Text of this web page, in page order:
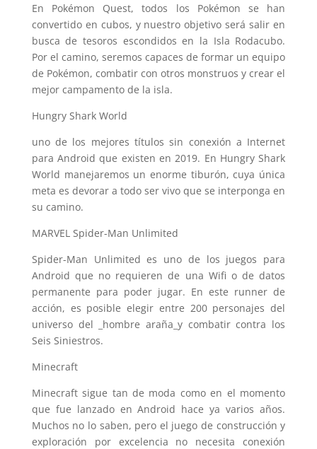
En Pokémon Quest, todos los Pokémon se han
convertido en cubos, y nuestro objetivo será salir en
busca de tesoros escondidos en la Isla Rodacubo.
Por el camino, seremos capaces de formar un equipo
de Pokémon, combatir con otros monstruos y crear el
mejor campamento de la isla.
Hungry Shark World
uno de los mejores títulos sin conexión a Internet
para Android que existen en 2019. En Hungry Shark
World manejaremos un enorme tiburón, cuya única
meta es devorar a todo ser vivo que se interponga en
su camino.
MARVEL Spider-Man Unlimited
Spider-Man Unlimited es uno de los juegos para
Android que no requieren de una Wifi o de datos
permanente para poder jugar. En este runner de
acción, es posible elegir entre 200 personajes del
universo del _hombre araña_y combatir contra los
Seis Siniestros.
Minecraft
Minecraft sigue tan de moda como en el momento
que fue lanzado en Android hace ya varios años.
Muchos no lo saben, pero el juego de construcción y
exploración por excelencia no necesita conexión